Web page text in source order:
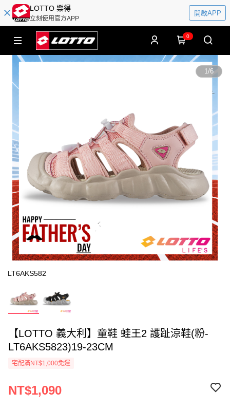
LOTTO 樂得
立刻使用官方APP
開啟APP
0
1/6
LT6AKS582
【LOTTO 義大利】童鞋 蛙王2 護趾涼鞋(粉-
LT6AKS5823)19-23CM
宅配滿NT$1,000免運
NT$1,090